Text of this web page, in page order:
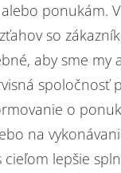
ponukám.
so
aby sme my
spoločnosť
o
na
cieľom lepšie